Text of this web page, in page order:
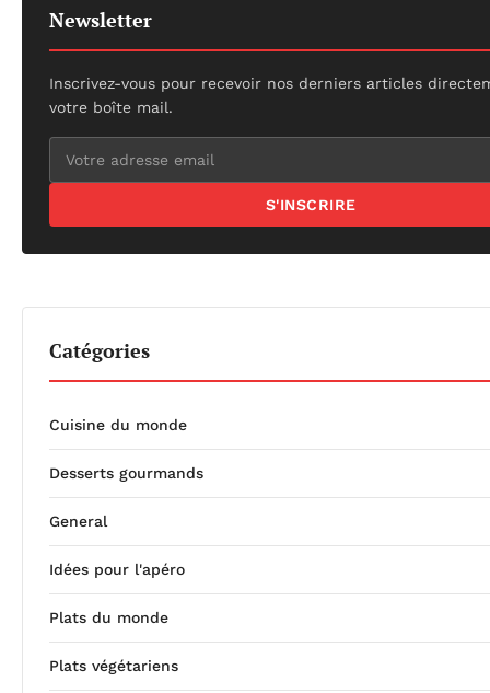
Newsletter
Inscrivez-vous pour recevoir nos derniers articles
votre boîte mail.
S'INSCRIRE
Catégories
Cuisine du monde
Desserts gourmands
General
Idées pour l'apéro
Plats du monde
Plats végétariens